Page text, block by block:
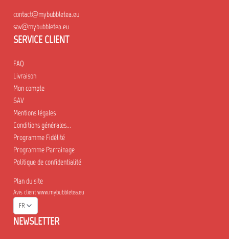
contact@mybubbletea.eu
sav@mybubbletea.eu
SERVICE CLIENT
FAQ
Livraison
Mon compte
SAV
Mentions légales
Conditions générales...
Programme Fidélité
Programme Parrainage
Politique de confidentialité
Plan du site
Avis client www.mybubbletea.eu
FR
NEWSLETTER